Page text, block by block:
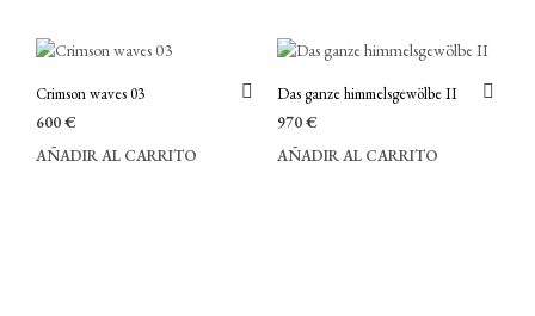
Crimson waves 03
600€
AÑADIR AL CARRITO
Das ganze himmelsgewölbe II
970€
AÑADIR AL CARRITO